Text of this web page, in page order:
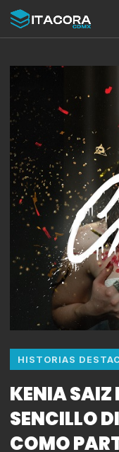
HISTORIAS
KENIA SAIZ
SENCILLO
COMO